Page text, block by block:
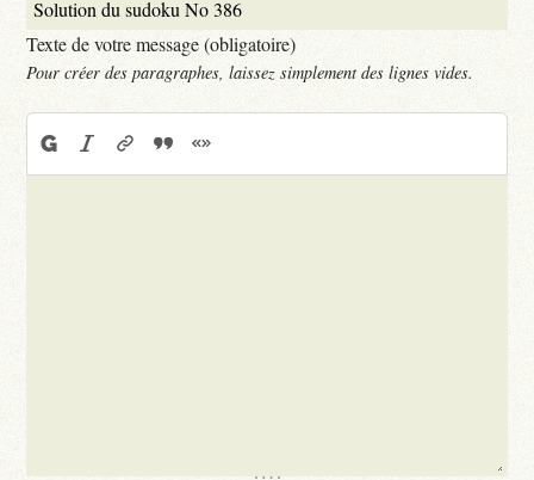
Texte de votre message (obligatoire)
Pour créer des paragraphes, laissez simplement des lignes vides.